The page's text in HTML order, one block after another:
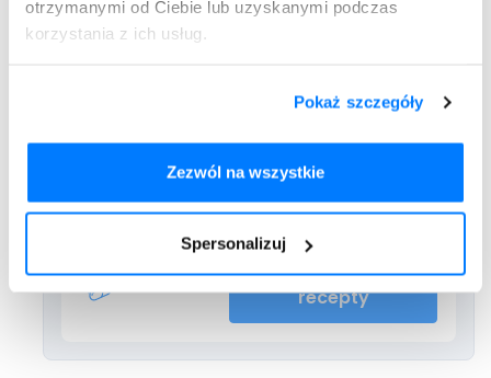
otrzymanymi od Ciebie lub uzyskanymi podczas
korzystania z ich usług.
Pokaż szczegóły
Zezwól na wszystkie
Spersonalizuj
powiększenie piersi, ból lub tkliwość piersi;
Wystawiamy recepty nierefundowane – 100 %
Maksymalnie 4 leki na jednej recepcie.
Dodaj do
recepty